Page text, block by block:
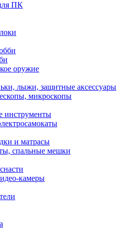
ПК
оружие
лыжи, защитные аксессуары
микроскопы
инструменты
и матрасы
спальные мешки
камеры